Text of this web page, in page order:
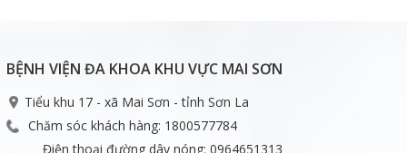
BỆNH VIỆN ĐA KHOA KHU VỰC MAI SƠN
Tiểu khu 17 - xã Mai Sơn - tỉnh Sơn La
Chăm sóc khách hàng: 1800577784
Điện thoại đường dây nóng: 0964651313